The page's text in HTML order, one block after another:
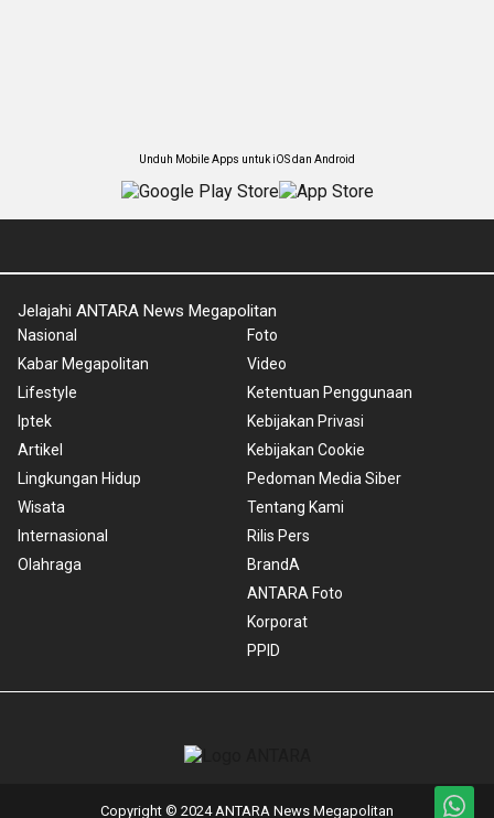
Unduh Mobile Apps untuk iOS dan Android
Jelajahi ANTARA News Megapolitan
Nasional
Kabar Megapolitan
Lifestyle
Iptek
Artikel
Lingkungan Hidup
Wisata
Internasional
Olahraga
Foto
Video
Ketentuan Penggunaan
Kebijakan Privasi
Kebijakan Cookie
Pedoman Media Siber
Tentang Kami
Rilis Pers
BrandA
ANTARA Foto
Korporat
PPID
Copyright © 2024 ANTARA News Megapolitan